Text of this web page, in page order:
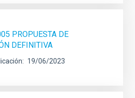
PROPUESTA DE
DEFINITIVA
19/06/2023